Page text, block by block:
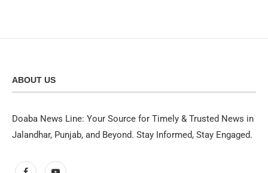
ABOUT US
Doaba News Line: Your Source for Timely & Trusted News in
Jalandhar, Punjab, and Beyond. Stay Informed, Stay Engaged.